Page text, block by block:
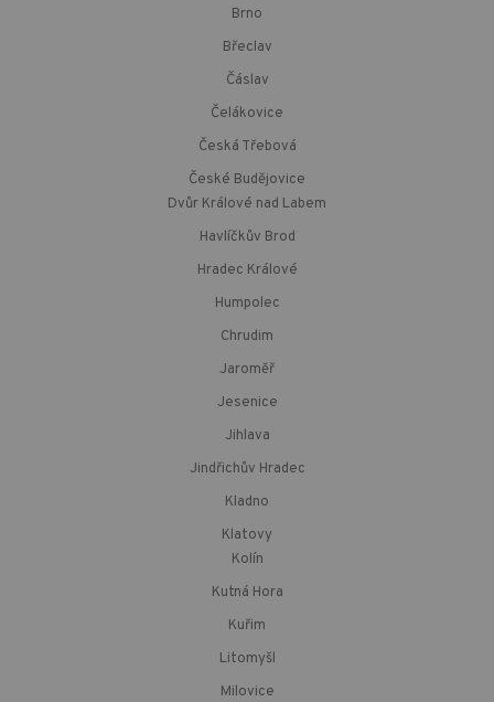
Brno
Břeclav
Čáslav
Čelákovice
Česká Třebová
České Budějovice
Dvůr Králové nad Labem
Havlíčkův Brod
Hradec Králové
Humpolec
Chrudim
Jaroměř
Jesenice
Jihlava
Jindřichův Hradec
Kladno
Klatovy
Kolín
Kutná Hora
Kuřim
Litomyšl
Milovice